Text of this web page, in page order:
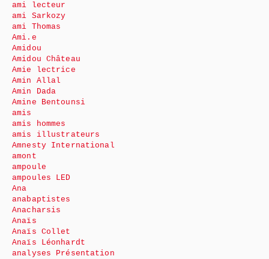
ami lecteur
ami Sarkozy
ami Thomas
Ami.e
Amidou
Amidou Château
Amie lectrice
Amin Allal
Amin Dada
Amine Bentounsi
amis
amis hommes
amis illustrateurs
Amnesty International
amont
ampoule
ampoules LED
Ana
anabaptistes
Anacharsis
Anaïs
Anaïs Collet
Anaïs Léonhardt
analyses Présentation